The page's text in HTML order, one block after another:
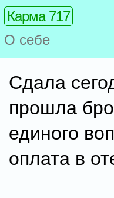
Карма 717
О себе
Сдала
прошла
единого
оплата в